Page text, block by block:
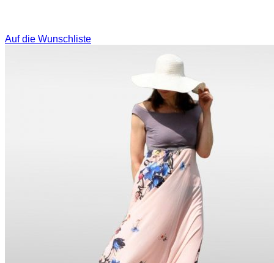
Auf die Wunschliste